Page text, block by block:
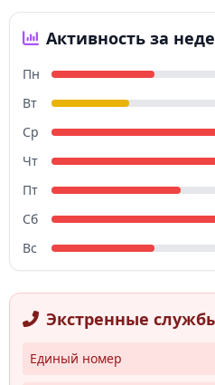
Активность за
Пн
Вт
Ср
Чт
Пт
Сб
Вс
Экстренные
Единый номер